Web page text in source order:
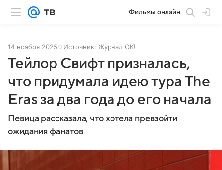
Фильмы онлайн
14 ноября 2025 Источник: Журнал OK!
Тейлор Свифт призналась,
что придумала идею тура The
Eras за два года до его начала
Певица рассказала, что хотела превзойти
ожидания фанатов